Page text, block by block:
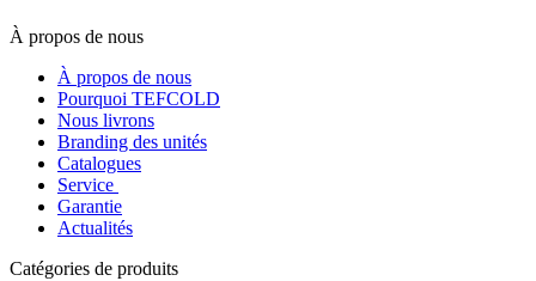
À propos de nous
À propos de nous
Pourquoi TEFCOLD
Nous livrons
Branding des unités
Catalogues
Service
Garantie
Actualités
Catégories de produits